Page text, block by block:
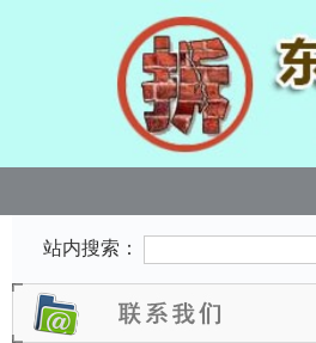
站内搜索：